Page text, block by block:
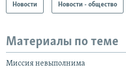
Новости Новости - общество
Материалы по теме
Миссия невыполнима